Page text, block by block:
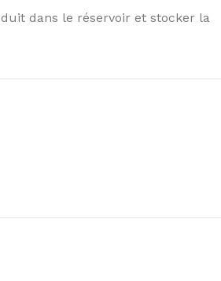
dans le réservoir et stocker la